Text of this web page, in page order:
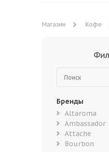
Магазин Кофе
Бренды
Altaroma
Ambassador
Attache
Bourbon